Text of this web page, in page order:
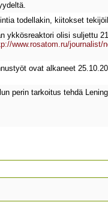
todellakin, kiitokset
ykkösreaktori olisi suljettu
www.rosatom.ru/journalist/
ovat alkaneet
perin tarkoitus tehdä